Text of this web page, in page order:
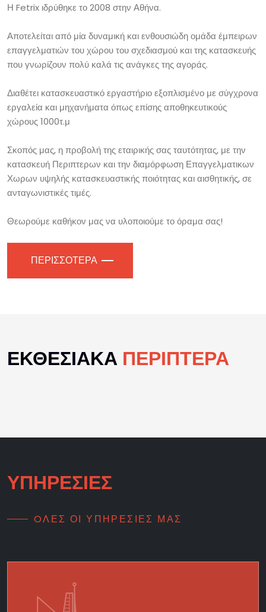
Η Fetrix ιδρύθηκε το 2008 στην Αθήνα.
Αποτελείται από μία δυναμική και ενθουσιώδη ομάδα έμπειρων
επαγγελματιών του χώρου του σχεδιασμού και της κατασκευής
που γνωρίζουν πολύ καλά τις ανάγκες της αγοράς.
Διαθέτει κατασκευαστικό εργαστήριο εξοπλισμένο με σύγχρονα
εργαλεία και μηχανήματα όπως επίσης αποθηκευτικούς
χώρους 1000τ.μ
Σκοπός μας, η προβολή της εταιρικής σας ταυτότητας, με την
κατασκευή Περιπτερων και την διαμόρφωση Επαγγελματικων
Χωρων υψηλής κατασκευαστικής ποιότητας και αισθητικής, σε
ανταγωνιστικές τιμές.
Θεωρούμε καθήκον μας να υλοποιούμε το όραμα σας!
ΠΕΡΙΣΣΟΤΕΡΑ
ΕΚΘΕΣΙΑΚΑ ΠΕΡΙΠΤΕΡΑ
ΥΠΗΡΕΣΙΕΣ
OΛΕΣ ΟΙ ΥΠΗΡΕΣΙΕΣ ΜΑΣ